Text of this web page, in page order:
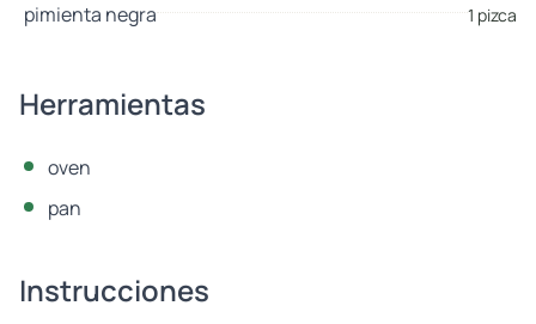
pimienta negra 1 pizca
Herramientas
oven
pan
Instrucciones